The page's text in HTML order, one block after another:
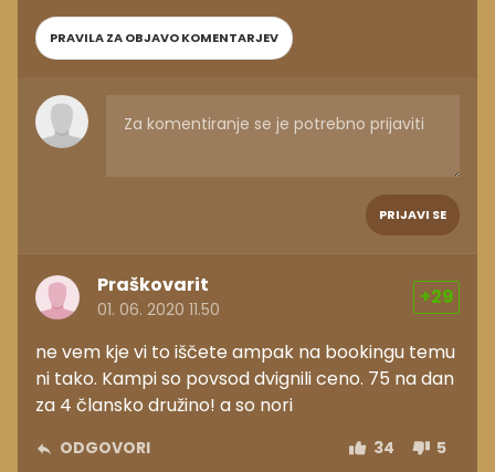
PRAVILA ZA OBJAVO KOMENTARJEV
PRIJAVI SE
Praškovarit
01. 06. 2020 11.50
+29
ne vem kje vi to iščete ampak na bookingu temu
ni tako. Kampi so povsod dvignili ceno. 75 na dan
za 4 člansko družino! a so nori
ODGOVORI 34 5